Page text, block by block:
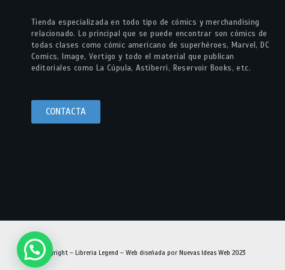
Tienda especializada en todo tipo de cómics y merchandising
relacionado. Lo principal que se puede encontrar son cómics de
todas clases como cómic americano de superhéroes, Marvel, DC
Comics, Image, Vertigo y todo el material que publican
editoriales como La Cúpula, Astiberri, Reservoir Books, etc.
CONTACTA
© Copyright – Libreria Legend – Web diseñada por Nuevas Ideas Web 2023